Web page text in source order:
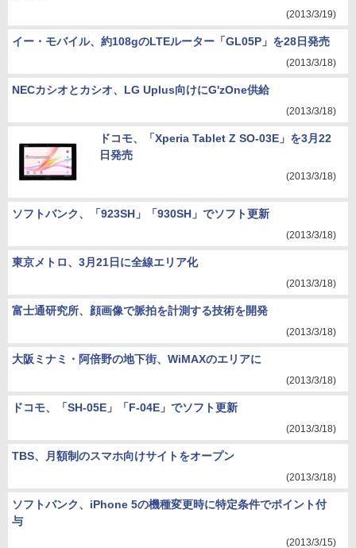
(2013/3/19)
イー・モバイル、約108gのLTEルーター「GL05P」を28日発売
(2013/3/18)
NECカシオとカシオ、LG Uplus向けにG'zOne供給
(2013/3/18)
ドコモ、「Xperia Tablet Z SO-03E」を3月22
日発売
(2013/3/18)
ソフトバンク、「923SH」「930SH」でソフト更新
(2013/3/18)
東京メトロ、3月21日に全線エリア化
(2013/3/18)
富士通研究所、顔画像で脈拍を計測する技術を開発
(2013/3/18)
大阪ミナミ・阿倍野の地下街、WiMAXのエリアに
(2013/3/18)
ドコモ、「SH-05E」「F-04E」でソフト更新
(2013/3/18)
TBS、月額制のスマホ向けサイトをオープン
(2013/3/18)
ソフトバンク、iPhone 5の機種変更時に特定条件でポイント付
与
(2013/3/15)